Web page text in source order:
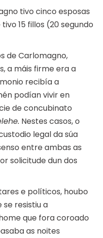
tivo cinco esposas
15 fillos (20 segundo
de Carlomagno,
a máis firme era a
recibía a
podían vivir en
de concubinato
Nestes casos, o
legal da súa
entre ambas as
solicitude dun dos
e políticos, houbo
resistiu a
que fora coroado
as noites